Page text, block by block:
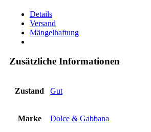
Details
Versand
Mängelhaftung
Zusätzliche Informationen
Zustand Gut
Marke Dolce & Gabbana